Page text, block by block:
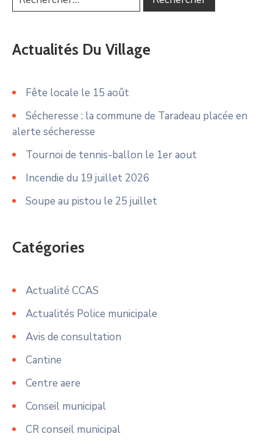
Actualités Du Village
Fête locale le 15 août
Sécheresse : la commune de Taradeau placée en
alerte sécheresse
Tournoi de tennis-ballon le 1er aout
Incendie du 19 juillet 2026
Soupe au pistou le 25 juillet
Catégories
Actualité CCAS
Actualités Police municipale
Avis de consultation
Cantine
Centre aere
Conseil municipal
CR conseil municipal